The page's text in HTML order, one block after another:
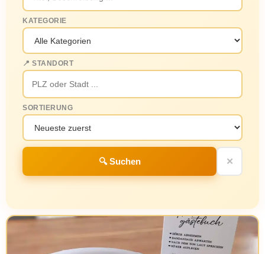
KATEGORIE
📍 STANDORT
SORTIERUNG
🔍 Suchen ✕